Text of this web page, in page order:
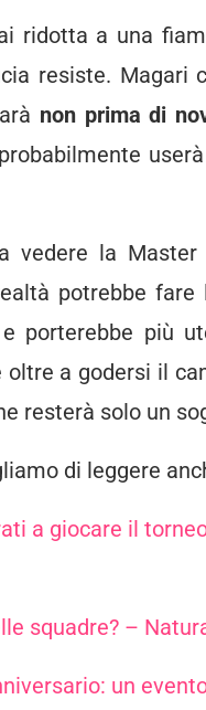
ridotta a una
resiste. Magari
non prima di
vedere la
potrebbe fare
porterebbe più
a godersi il
resterà solo un
di leggere
a giocare il
squadre? –
un